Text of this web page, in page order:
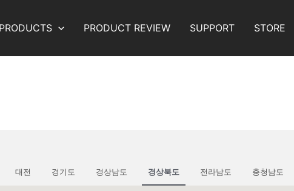
PRODUCTS PRODUCT REVIEW SUPPORT STORE
대전 경기도 경상남도 경상북도 전라남도 충청남도